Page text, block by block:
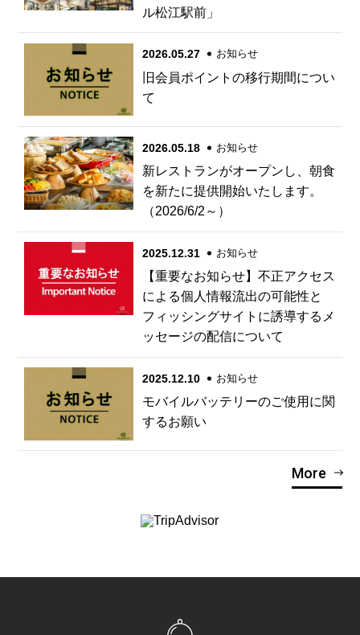
ル松江駅前」
2026.05.27 お知らせ
旧会員ポイントの移行期間につい
て
2026.05.18 お知らせ
新レストランがオープンし、朝食
を新たに提供開始いたします。
（2026/6/2～）
2025.12.31 お知らせ
【重要なお知らせ】不正アクセス
による個人情報流出の可能性と
フィッシングサイトに誘導するメ
ッセージの配信について
2025.12.10 お知らせ
モバイルバッテリーのご使用に関
するお願い
More